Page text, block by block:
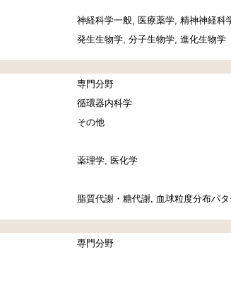
神経科学一般, 医療薬学, 精神神経
発生生物学, 分子生物学, 進化生物学
専門分野
循環器内科学
その他
薬理学, 医化学
脂質代謝・糖代謝, 血球粒度分布パタ
専門分野